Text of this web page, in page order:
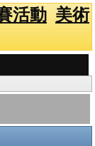
活動 美術